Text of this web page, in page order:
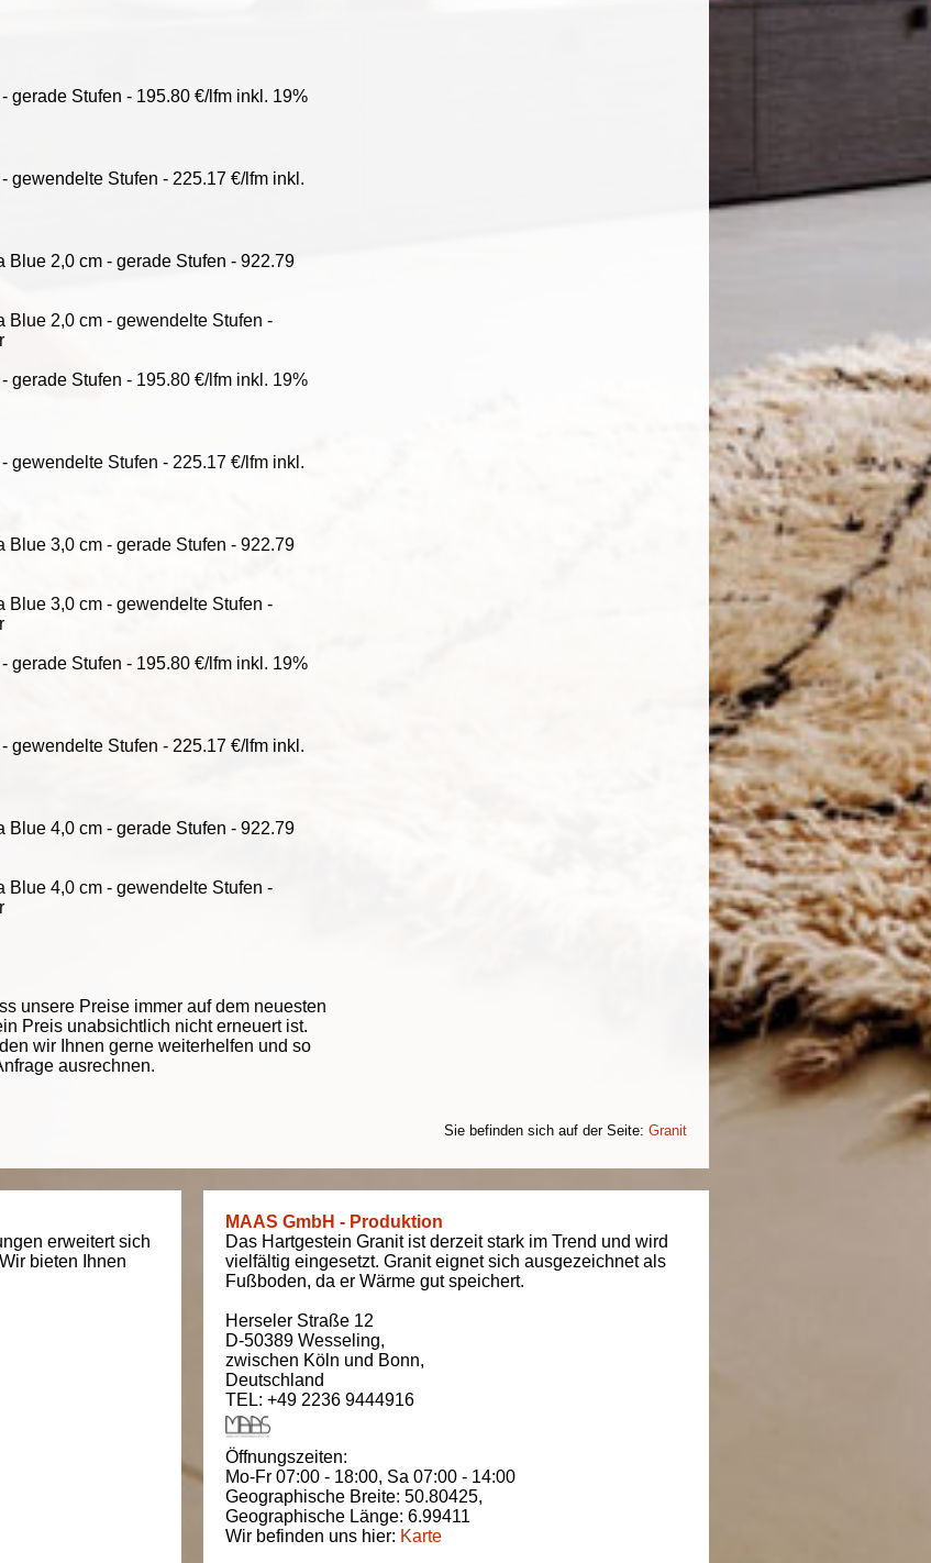
gerade Stufen - 195.80 €/lfm inkl. 19%
gewendelte Stufen - 225.17 €/lfm inkl.
Blue 2,0 cm - gerade Stufen - 922.79
Blue 2,0 cm - gewendelte Stufen -
gerade Stufen - 195.80 €/lfm inkl. 19%
gewendelte Stufen - 225.17 €/lfm inkl.
Blue 3,0 cm - gerade Stufen - 922.79
Blue 3,0 cm - gewendelte Stufen -
gerade Stufen - 195.80 €/lfm inkl. 19%
gewendelte Stufen - 225.17 €/lfm inkl.
Blue 4,0 cm - gerade Stufen - 922.79
Blue 4,0 cm - gewendelte Stufen -
unsere Preise immer auf dem neuesten
Preis unabsichtlich nicht erneuert ist.
wir Ihnen gerne weiterhelfen und so
ausrechnen.
Sie befinden sich auf der Seite: Granit
erweitert sich
bieten Ihnen
MAAS GmbH - Produktion
Das Hartgestein Granit ist derzeit stark im Trend und wird
vielfältig eingesetzt. Granit eignet sich ausgezeichnet als
Fußboden, da er Wärme gut speichert.
Herseler Straße 12
D-50389 Wesseling,
zwischen Köln und Bonn,
Deutschland
TEL: +49 2236 9444916
Öffnungszeiten:
Mo-Fr 07:00 - 18:00, Sa 07:00 - 14:00
Geographische Breite: 50.80425,
Geographische Länge: 6.99411
Wir befinden uns hier: Karte